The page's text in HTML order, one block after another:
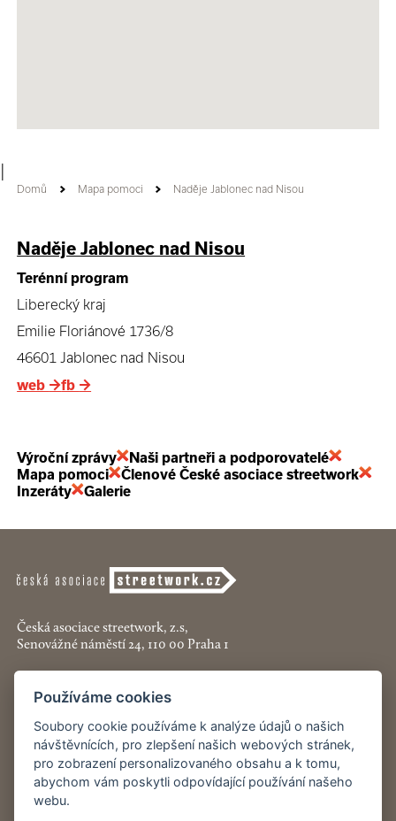
Domů Mapa pomoci Naděje Jablonec nad Nisou
Naděje Jablonec nad Nisou
Terénní program
Liberecký kraj
Emilie Floriánové 1736/8
46601 Jablonec nad Nisou
web →fb →
Výroční zprávy
Naši partneři a podporovatelé
Mapa pomoci
Členové České asociace streetwork
Inzeráty
Galerie
Česká asociace streetwork, z.s,
Senovážné náměstí 24, 110 00 Praha 1
+420 774 913 777
asociace@streetwork.cz
Nastavení cookies
Restartshop.cz
Používáme cookies
Soubory cookie používáme k analýze údajů o našich
návštěvnících, pro zlepšení našich webových stránek,
pro zobrazení personalizovaného obsahu a k tomu,
abychom vám poskytli odpovídající používání našeho
webu.